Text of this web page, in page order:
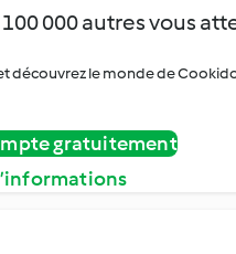
000 autres vous
découvrez le monde de
gratuitement